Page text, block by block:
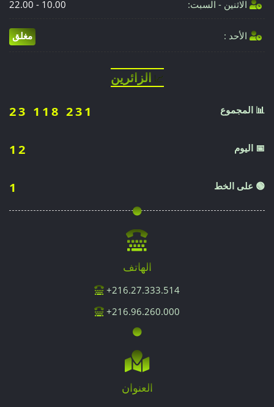
الاثنين - السبت: 10.00 - 22.00
الأحد : مغلق
📈 الزائرين
📊 المجموع 23 118 231
📅 اليوم 12
🟢 على الخط 1
الهاتف
216.27.333.514+
216.96.260.000+
العنوان